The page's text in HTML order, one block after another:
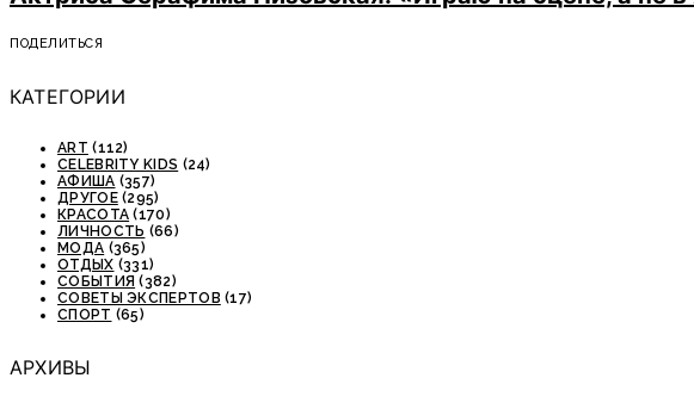
ПОДЕЛИТЬСЯ
КАТЕГОРИИ
ART (112)
CELEBRITY KIDS (24)
АФИША (357)
ДРУГОЕ(295)
КРАСОТА (170)
ЛИЧНОСТЬ (66)
МОДА (365)
ОТДЫХ (331)
СОБЫТИЯ (382)
СОВЕТЫ ЭКСПЕРТОВ (17)
СПОРТ (65)
АРХИВЫ